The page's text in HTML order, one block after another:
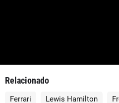
Relacionado
Ferrari Lewis Hamilton